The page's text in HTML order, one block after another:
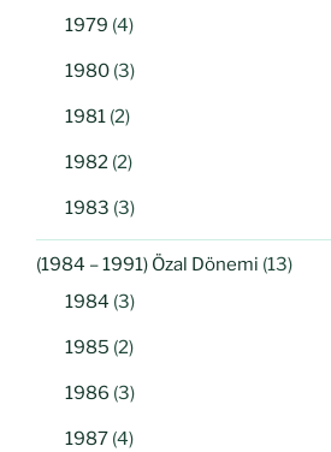
1979 (4)
1980 (3)
1981 (2)
1982 (2)
1983 (3)
(1984 – 1991) Özal Dönemi (13)
1984 (3)
1985 (2)
1986 (3)
1987 (4)